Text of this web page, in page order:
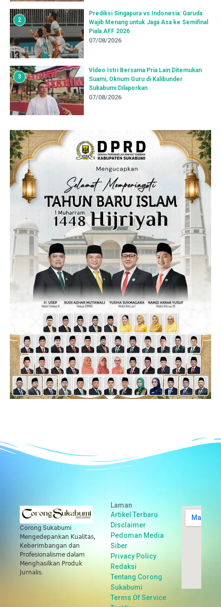
2
Prediksi Singapura vs Indonesia: Garuda
Wajib Menang untuk Jaga Asa ke Semifinal
Piala AFF 2026
07/08/2026
3
Video Istri Bersama Pria Lain Ditemukan
Suami, Oknum Guru di Kalibunder
Sukabumi Dilaporkan
07/08/2026
Corong Sukabumi
𝖬𝖾𝗇𝗀𝖾𝖽𝖾𝗉𝖺𝗇𝗄𝖺𝗇 𝖪𝗎𝖺𝗅𝗂𝗍𝖺𝗌,
𝖪𝖾𝖻𝖾𝗋𝗂𝗆𝖻𝖺𝗇𝗀𝖺𝗇 𝖽𝖺𝗇
𝖯𝗋𝗈𝖿𝖾𝗌𝗂𝗈𝗇𝖺𝗅𝗂𝗌𝗆𝖾 𝖽𝖺𝗅𝖺𝗆
𝖬𝖾𝗇𝗀𝗁𝖺𝗌𝗂𝗅𝗄𝖺𝗇 𝖯𝗋𝗈𝖽𝗎𝗄
𝖩𝗎𝗋𝗇𝖺𝗅𝗂𝗌.
Laman
Artikel Terbaru
Disclaimer
Pedoman Media
Siber
Privacy Policy
Redaksi
Tentang Corong
Sukabumi
Terms Of Service